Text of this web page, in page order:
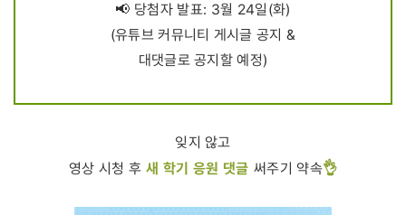
📢 당첨자 발표: 3월 24일(화)
(유튜브 커뮤니티 게시글 공지 &
대댓글로 공지할 예정)
잊지 않고
영상 시청 후 새 학기 응원 댓글 써주기 약속👌